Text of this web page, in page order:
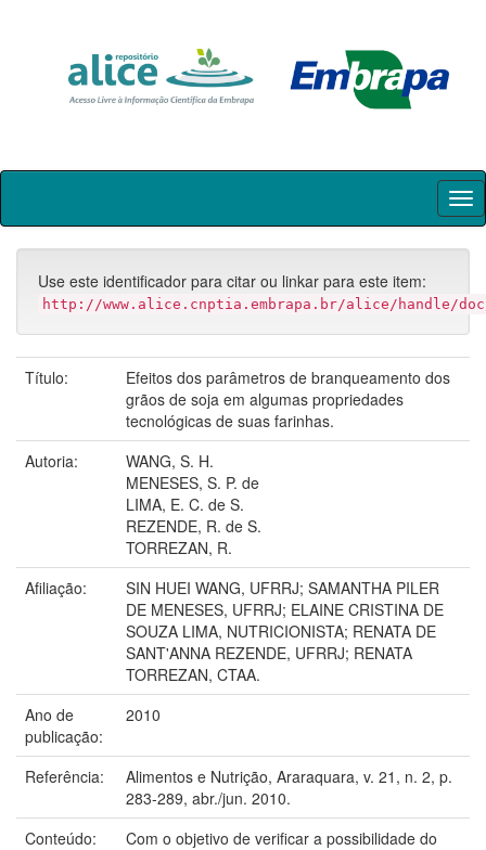
Skip
Use este identificador para citar ou linkar para este item:
http://www.alice.cnptia.embrapa.br/alice/handle/
Título:
Efeitos dos parâmetros de branqueamento dos
grãos de soja em algumas propriedades
tecnológicas de suas farinhas.
Autoria:
WANG, S. H.
MENESES, S. P. de
LIMA, E. C. de S.
REZENDE, R. de S.
TORREZAN, R.
Afiliação:
SIN HUEI WANG, UFRRJ; SAMANTHA PILER
DE MENESES, UFRRJ; ELAINE CRISTINA DE
SOUZA LIMA, NUTRICIONISTA; RENATA DE
SANT'ANNA REZENDE, UFRRJ; RENATA
TORREZAN, CTAA.
Ano de
publicação:
2010
Referência:
Alimentos e Nutrição, Araraquara, v. 21, n. 2, p.
283-289, abr./jun. 2010.
Conteúdo:
Com o objetivo de verificar a possibilidade do